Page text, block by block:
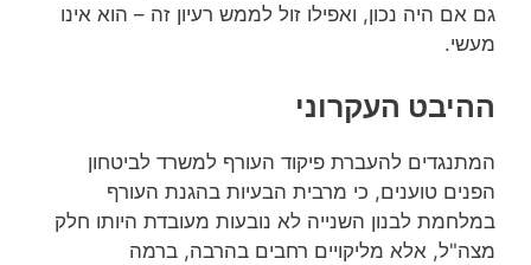
גם אם היה נכון, ואפילו זול לממש רעיון זה – הוא אינו
מעשי.
ההיבט העקרוני
המתנגדים להעברת פיקוד העורף למשרד לביטחון
הפנים טוענים, כי מרבית הבעיות בהגנת העורף
במלחמת לבנון השנייה לא נובעות מעובדת היותו חלק
מצה"ל, אלא מליקויים רחבים בהרבה, ברמה